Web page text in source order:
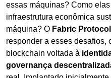
essas máquinas? Como
infraestrutura econômica
máquina? O Fabric
responder a esses desafios,
blockchain voltada à
governança